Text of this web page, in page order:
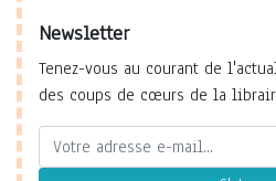
Newsletter
Tenez-vous au courant de
des coups de cœurs de la